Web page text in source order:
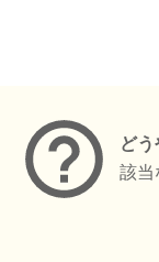
ど
該当